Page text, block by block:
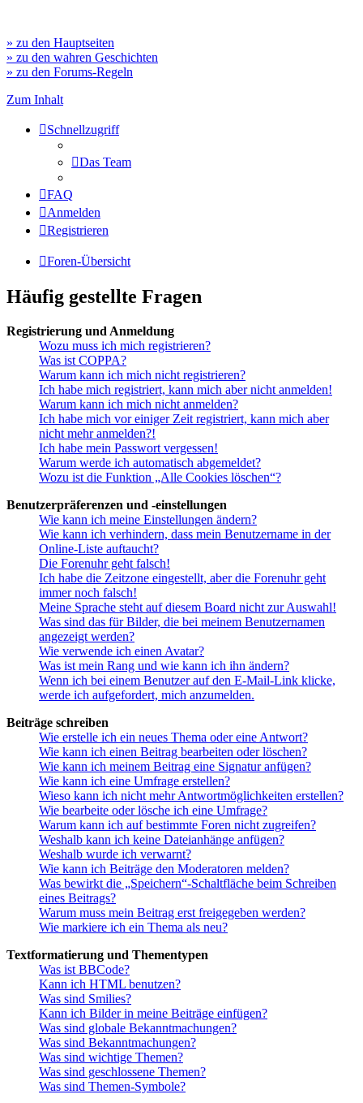
» zu den Hauptseiten
» zu den wahren Geschichten
» zu den Forums-Regeln
Zum Inhalt
Schnellzugriff
Das Team
FAQ
Anmelden
Registrieren
Foren-Übersicht
Häufig gestellte Fragen
Registrierung und Anmeldung
Wozu muss ich mich registrieren?
Was ist COPPA?
Warum kann ich mich nicht registrieren?
Ich habe mich registriert, kann mich aber nicht anmelden!
Warum kann ich mich nicht anmelden?
Ich habe mich vor einiger Zeit registriert, kann mich aber
nicht mehr anmelden?!
Ich habe mein Passwort vergessen!
Warum werde ich automatisch abgemeldet?
Wozu ist die Funktion „Alle Cookies löschen“?
Benutzerpräferenzen und -einstellungen
Wie kann ich meine Einstellungen ändern?
Wie kann ich verhindern, dass mein Benutzername in der
Online-Liste auftaucht?
Die Forenuhr geht falsch!
Ich habe die Zeitzone eingestellt, aber die Forenuhr geht
immer noch falsch!
Meine Sprache steht auf diesem Board nicht zur Auswahl!
Was sind das für Bilder, die bei meinem Benutzernamen
angezeigt werden?
Wie verwende ich einen Avatar?
Was ist mein Rang und wie kann ich ihn ändern?
Wenn ich bei einem Benutzer auf den E-Mail-Link klicke,
werde ich aufgefordert, mich anzumelden.
Beiträge schreiben
Wie erstelle ich ein neues Thema oder eine Antwort?
Wie kann ich einen Beitrag bearbeiten oder löschen?
Wie kann ich meinem Beitrag eine Signatur anfügen?
Wie kann ich eine Umfrage erstellen?
Wieso kann ich nicht mehr Antwortmöglichkeiten erstellen?
Wie bearbeite oder lösche ich eine Umfrage?
Warum kann ich auf bestimmte Foren nicht zugreifen?
Weshalb kann ich keine Dateianhänge anfügen?
Weshalb wurde ich verwarnt?
Wie kann ich Beiträge den Moderatoren melden?
Was bewirkt die „Speichern“-Schaltfläche beim Schreiben
eines Beitrags?
Warum muss mein Beitrag erst freigegeben werden?
Wie markiere ich ein Thema als neu?
Textformatierung und Thementypen
Was ist BBCode?
Kann ich HTML benutzen?
Was sind Smilies?
Kann ich Bilder in meine Beiträge einfügen?
Was sind globale Bekanntmachungen?
Was sind Bekanntmachungen?
Was sind wichtige Themen?
Was sind geschlossene Themen?
Was sind Themen-Symbole?